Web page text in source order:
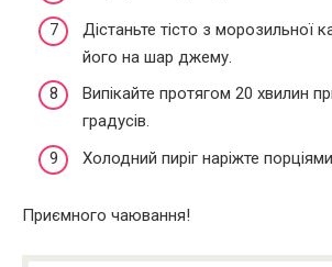
Дістаньте тісто з морозильної
його на шар джему.
Випікайте протягом 20 хвилин
градусів.
Холодний пиріг наріжте
Приємного чаювання!